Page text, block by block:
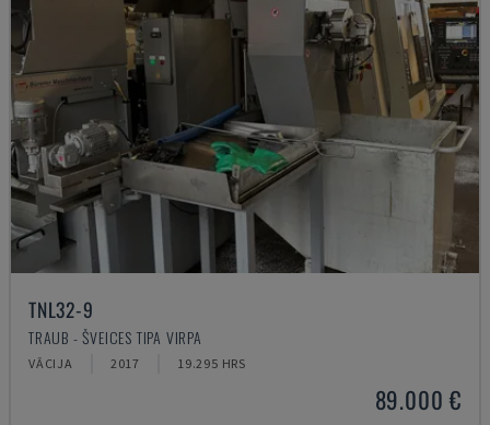
TNL32-9
TRAUB - ŠVEICES TIPA VIRPA
VĀCIJA 2017 19.295 HRS
89.000 €